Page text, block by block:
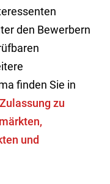
den Bewerbern
finden Sie in
Zulassung zu
und